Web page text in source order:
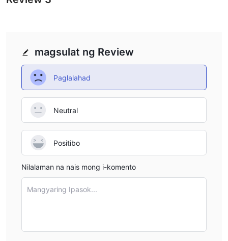
magsulat ng Review
Paglalahad
Neutral
Positibo
Nilalaman na nais mong i-komento
Mangyaring Ipasok...